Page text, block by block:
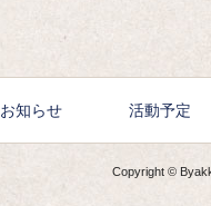
お知らせ 活動予定
Copyright ©